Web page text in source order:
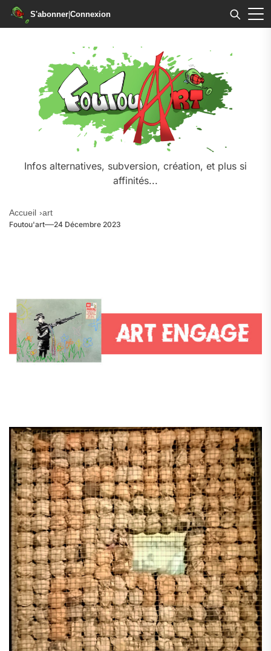
S'abonner|Connexion
Infos alternatives, subversion, création, et plus si
affinités...
Accueil art
Foutou'art 24 Décembre 2023